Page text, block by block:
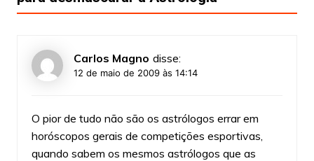
Carlos Magno disse:
12 de maio de 2009 às 14:14
O pior de tudo não são os astrólogos errar em
horóscopos gerais de competições esportivas,
quando sabem os mesmos astrólogos que as